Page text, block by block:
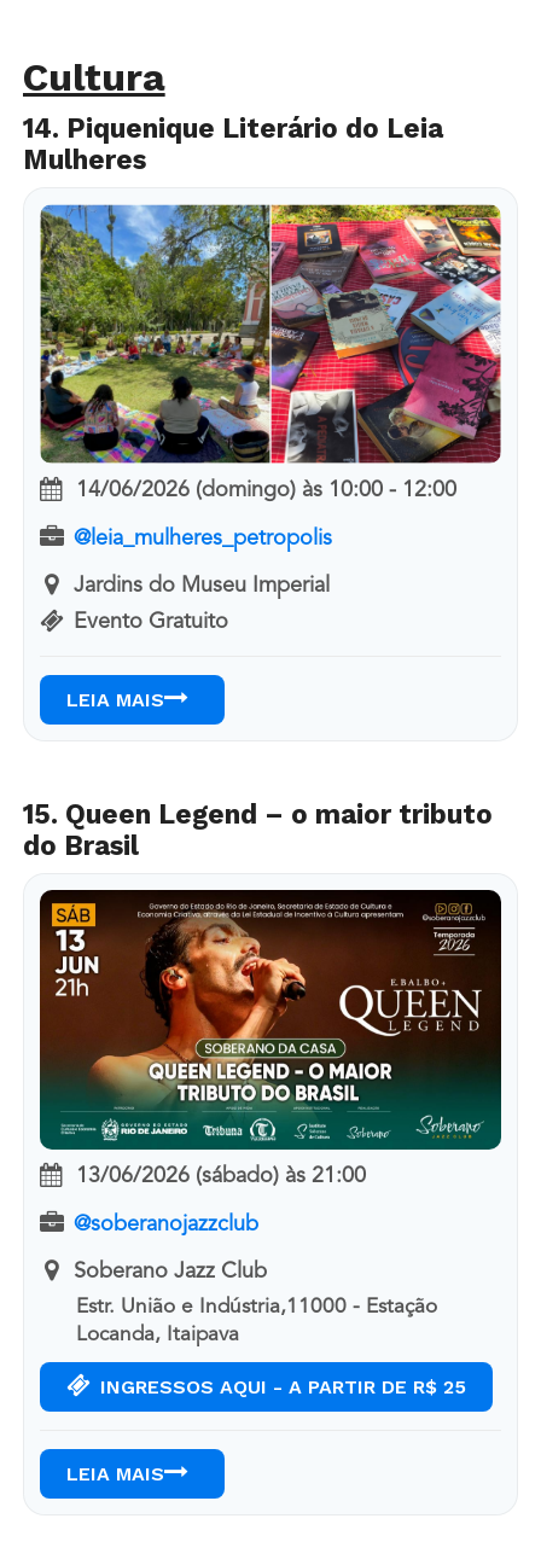
Cultura
14. Piquenique Literário do Leia
Mulheres
14/06/2026 (domingo) às 10:00 - 12:00
@leia_mulheres_petropolis
Jardins do Museu Imperial
Evento Gratuito
LEIA MAIS
15. Queen Legend – o maior tributo
do Brasil
13/06/2026 (sábado) às 21:00
@soberanojazzclub
Soberano Jazz Club
Estr. União e Indústria,11000 - Estação
Locanda, Itaipava
INGRESSOS AQUI - A PARTIR DE R$ 25
LEIA MAIS